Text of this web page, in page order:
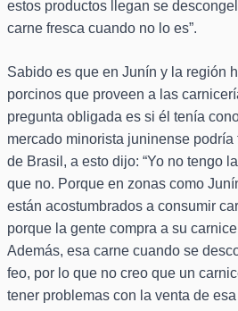
estos productos llegan se
carne fresca cuando no lo es”.
Sabido es que en Junín y la región
porcinos que proveen a las
pregunta obligada es si él tenía
mercado minorista juninense
de Brasil, a esto dijo: “Yo no tengo
que no. Porque en zonas como
están acostumbrados a consumir
porque la gente compra a su
Además, esa carne cuando se
feo, por lo que no creo que un
tener problemas con la venta de